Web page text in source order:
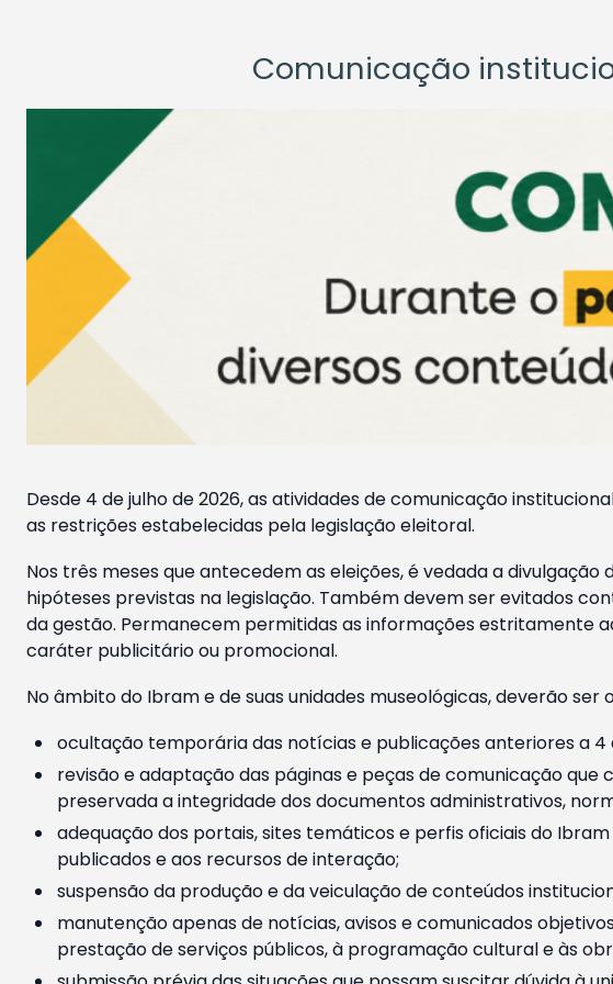
Comunicação
Desde 4 de julho de 2026, as atividades de comunicação
as restrições estabelecidas pela legislação eleitoral.
Nos três meses que antecedem as eleições, é vedada a
hipóteses previstas na legislação. Também devem ser evitados
da gestão. Permanecem permitidas as informações estritamente
caráter publicitário ou promocional.
No âmbito do Ibram e de suas unidades museológicas, deverão ser
ocultação temporária das notícias e publicações anteriores a
revisão e adaptação das páginas e peças de comunicação
preservada a integridade dos documentos administrativos,
adequação dos portais, sites temáticos e perfis oficiais do
publicados e aos recursos de interação;
suspensão da produção e da veiculação de conteúdos
manutenção apenas de notícias, avisos e comunicados
prestação de serviços públicos, à programação cultural e às